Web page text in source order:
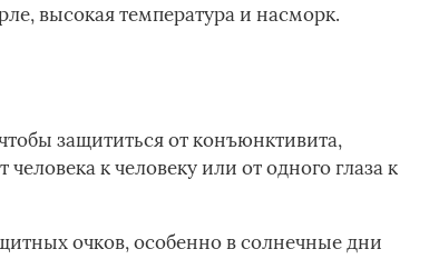
высокая температура и насморк.
защититься от конъюнктивита,
человека к человеку или от одного глаза к
очков, особенно в солнечные дни